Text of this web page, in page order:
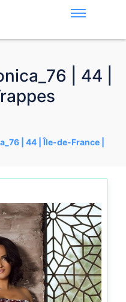
| 44 |
| 44 | Île-de-France |